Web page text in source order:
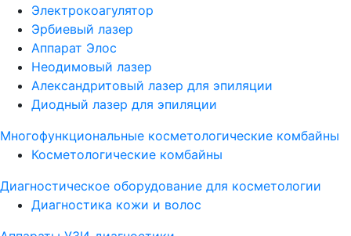
Электрокоагулятор
Эрбиевый лазер
Аппарат Элос
Неодимовый лазер
Александритовый лазер для эпиляции
Диодный лазер для эпиляции
Многофункциональные косметологические комбайны
Косметологические комбайны
Диагностическое оборудование для косметологии
Диагностика кожи и волос